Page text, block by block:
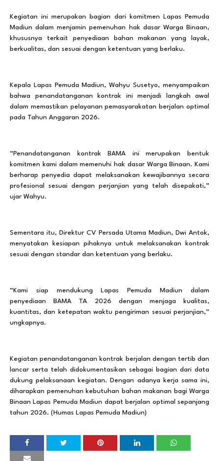
Kegiatan ini merupakan bagian dari komitmen Lapas Pemuda
Madiun dalam menjamin pemenuhan hak dasar Warga Binaan,
khususnya terkait penyediaan bahan makanan yang layak,
berkualitas, dan sesuai dengan ketentuan yang berlaku.
Kepala Lapas Pemuda Madiun, Wahyu Susetyo, menyampaikan
bahwa penandatanganan kontrak ini menjadi langkah awal
dalam memastikan pelayanan pemasyarakatan berjalan optimal
pada Tahun Anggaran 2026.
“Penandatanganan kontrak BAMA ini merupakan bentuk
komitmen kami dalam memenuhi hak dasar Warga Binaan. Kami
berharap penyedia dapat melaksanakan kewajibannya secara
profesional sesuai dengan perjanjian yang telah disepakati,”
ujar Wahyu.
Sementara itu, Direktur CV Persada Utama Madiun, Dwi Antok,
menyatakan kesiapan pihaknya untuk melaksanakan kontrak
sesuai dengan standar dan ketentuan yang berlaku.
“Kami siap mendukung Lapas Pemuda Madiun dalam
penyediaan BAMA TA 2026 dengan menjaga kualitas,
kuantitas, dan ketepatan waktu pengiriman sesuai perjanjian,”
ungkapnya.
Kegiatan penandatanganan kontrak berjalan dengan tertib dan
lancar serta telah didokumentasikan sebagai bagian dari data
dukung pelaksanaan kegiatan. Dengan adanya kerja sama ini,
diharapkan pemenuhan kebutuhan bahan makanan bagi Warga
Binaan Lapas Pemuda Madiun dapat berjalan optimal sepanjang
tahun 2026. (Humas Lapas Pemuda Madiun)